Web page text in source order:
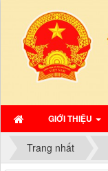
GIỚI THIỆU
Trang nhất